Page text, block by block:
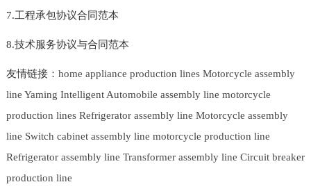
7.工程承包协议合同范本
8.技术服务协议与合同范本
友情链接： home appliance production lines Motorcycle assembly
line Yaming Intelligent Automobile assembly line motorcycle
production lines Refrigerator assembly line Motorcycle assembly
line Switch cabinet assembly line motorcycle production line
Refrigerator assembly line Transformer assembly line Circuit breaker
production line